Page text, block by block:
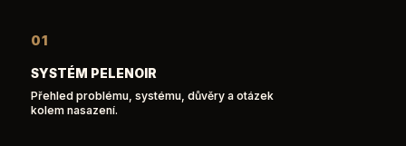
01
SYSTÉM PELENOIR
Přehled problému, systému, důvěry a otázek
kolem nasazení.